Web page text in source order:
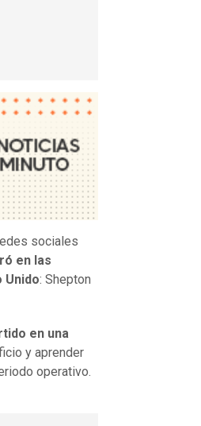
sociales
en las
Unido: Shepton
en una
y aprender
operativo.